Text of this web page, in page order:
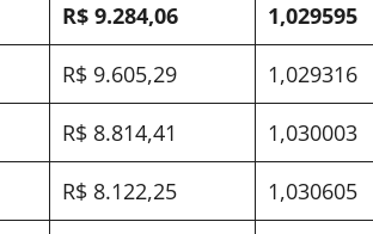
R$ 9.284,06 1,029595
R$ 9.605,29 1,029316
R$ 8.814,41 1,030003
R$ 8.122,25 1,030605